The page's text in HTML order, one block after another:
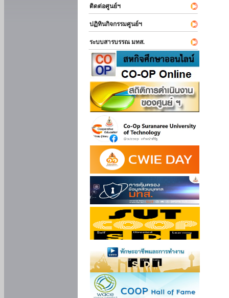
ติดต่อศูนย์ฯ
ปฏิทินกิจกรรมศูนย์ฯ
ระบบสารบรรณ มทส.